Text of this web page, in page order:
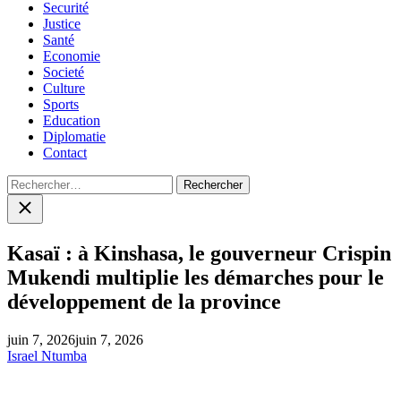
Securité
Justice
Santé
Economie
Societé
Culture
Sports
Education
Diplomatie
Contact
Rechercher :
Close
search
Kasaï : à Kinshasa, le gouverneur Crispin
Mukendi multiplie les démarches pour le
développement de la province
juin 7, 2026juin 7, 2026
Israel Ntumba